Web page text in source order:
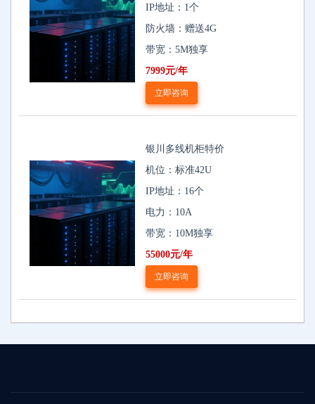
IP地址：1个
防火墙：赠送4G
带宽：5M独享
7999元/年
立即咨询
银川多线机柜特价
机位：标准42U
IP地址：16个
电力：10A
带宽：10M独享
55000元/年
立即咨询